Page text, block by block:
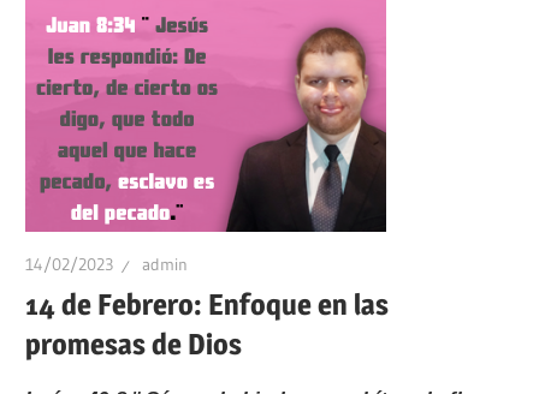
14/02/2023 admin
14 de Febrero: Enfoque en las
promesas de Dios